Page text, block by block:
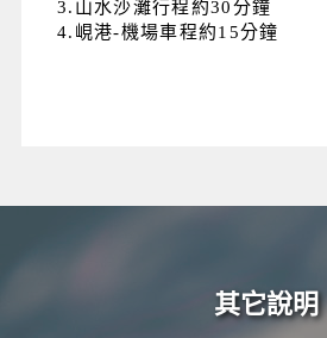
3.山水沙灘行程約30分鐘
4.峴港-機場車程約15分鐘
其它說明